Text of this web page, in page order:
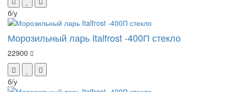
б/у
Морозильный ларь Italfrost -400П стекло
22900
б/у